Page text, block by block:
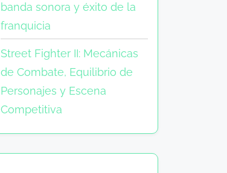
banda sonora y éxito de la
franquicia
Street Fighter II: Mecánicas
de Combate, Equilibrio de
Personajes y Escena
Competitiva